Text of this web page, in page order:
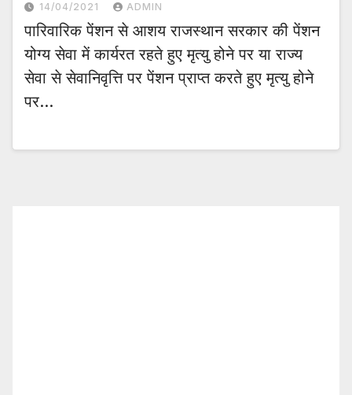
14/04/2021 ADMIN
पारिवारिक पेंशन से आशय राजस्थान सरकार की पेंशन
योग्य सेवा में कार्यरत रहते हुए मृत्यु होने पर या राज्य
सेवा से सेवानिवृत्ति पर पेंशन प्राप्त करते हुए मृत्यु होने
पर…